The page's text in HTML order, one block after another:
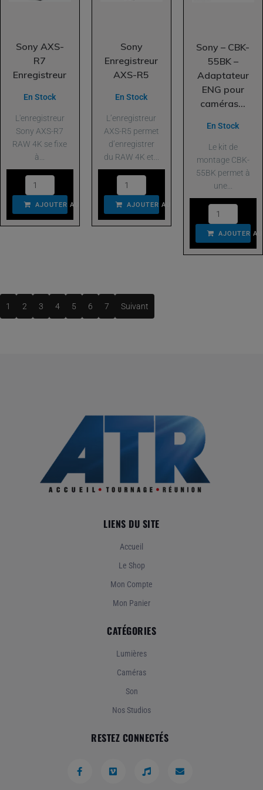
Sony AXS-
R7
Enregistreur
En Stock
L'enregistreur
Sony AXS-R7
RAW 4K se fixe
à...
AJOUTER AU PANIER
Sony
Enregistreur
AXS-R5
En Stock
L’enregistreur
AXS-R5 permet
d’enregistrer
du RAW 4K et...
AJOUTER AU PANIER
Sony – CBK-
55BK –
Adaptateur
ENG pour
caméras...
En Stock
Le kit de
montage CBK-
55BK permet à
une...
AJOUTER
1 2 3 4 5 6 7 Suivant
LIENS DU SITE
Accueil
Le Shop
Mon Compte
Mon Panier
CATÉGORIES
Lumières
Caméras
Son
Nos Studios
RESTEZ CONNECTÉS